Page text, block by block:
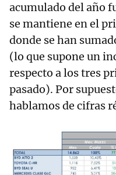
acumulado del año
se mantiene en el
donde se han
(lo que supone un
respecto a los tres
pasado). Por
hablamos de cifras